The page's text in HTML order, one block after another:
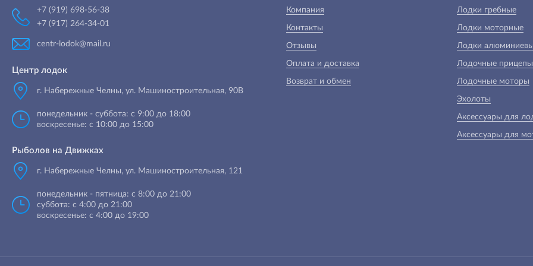
+7 (919) 698-56-38
+7 (917) 264-34-01
centr-lodok@mail.ru
Центр лодок
г. Набережные Челны, ул. Машиностроительная, 90B
понедельник - суббота: с 9:00 до 18:00
воскресенье: с 10:00 до 15:00
Рыболов на Движках
г. Набережные Челны, ул. Машиностроительная, 121
понедельник - пятница: с 8:00 до 21:00
суббота: с 4:00 до 21:00
воскресенье: с 4:00 до 19:00
Компания
Контакты
Отзывы
Оплата и доставка
Возврат и обмен
Лодки гребные
Лодки моторные
Лодки
Лодочные прицепы
Лодочные моторы
Эхолоты
Аксессуары для
Аксессуары для